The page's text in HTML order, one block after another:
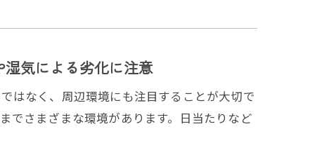
気による劣化に注意
はなく、周辺環境にも注目することが大切で
でさまざまな環境があります。日当たりなど